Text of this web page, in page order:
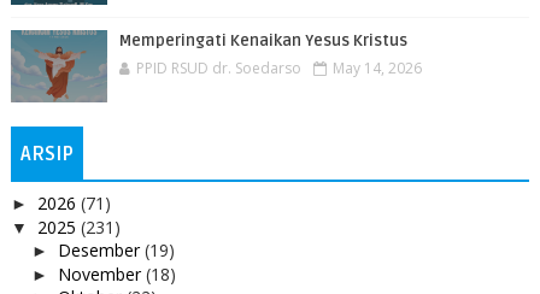
Memperingati Kenaikan Yesus Kristus
PPID RSUD dr. Soedarso May 14, 2026
ARSIP
► 2026 (71)
▼ 2025 (231)
► Desember(19)
► November(18)